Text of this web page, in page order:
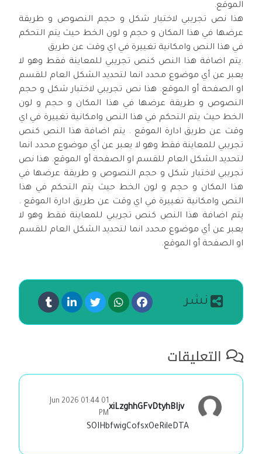
الموقع.
هذا نص تجريبي لاختبار شكل و حجم النصوص و طريقة
عرضها في هذا المكان و حجم و لون الخط حيث يتم التحكم
في هذا النص وامكانية تغييرة في اي وقت عن طريق
.يتم اضافة هذا النص كنص تجريبي للمعاينة فقط وهو لا
يعبر عن أي موضوع محدد انما لتحديد الشكل العام للقسم
او الصفحة أو الموقع. هذا نص تجريبي لاختبار شكل و حجم
النصوص و طريقة عرضها في هذا المكان و حجم و لون
الخط حيث يتم التحكم في هذا النص وامكانية تغييرة في اي
وقت عن طريق ادارة الموقع . يتم اضافة هذا النص كنص
تجريبي للمعاينة فقط وهو لا يعبر عن أي موضوع محدد انما
لتحديد الشكل العام للقسم او الصفحة أو الموقع. هذا نص
تجريبي لاختبار شكل و حجم النصوص و طريقة عرضها في
هذا المكان و حجم و لون الخط حيث يتم التحكم في هذا
النص وامكانية تغييرة في اي وقت عن طريق ادارة الموقع .
يتم اضافة هذا النص كنص تجريبي للمعاينة فقط وهو لا
يعبر عن أي موضوع محدد انما لتحديد الشكل العام للقسم
او الصفحة أو الموقع.
نشر
التعليقات
xiLzghhGFvDtyhBIjv
01 Jun 2026 01:44
PM
SOIHbfwigCofsxOeRileDTA